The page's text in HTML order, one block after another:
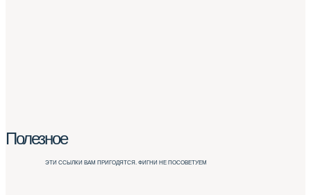
Полезное
ЭТИ ССЫЛКИ ВАМ ПРИГОДЯТСЯ. ФИГНИ НЕ ПОСОВЕТУЕМ